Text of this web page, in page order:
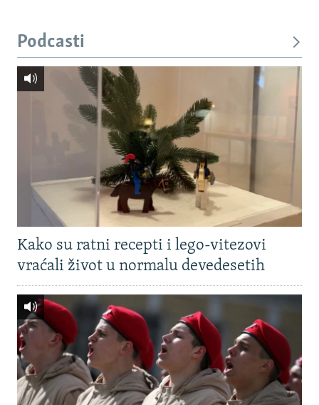
Podcasti
Kako su ratni recepti i lego-vitezovi
vraćali život u normalu devedesetih